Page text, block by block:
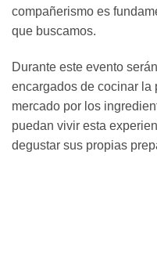
compañerismo es
que buscamos.
Durante este evento
encargados de cocinar la
mercado por los
puedan vivir esta
degustar sus propias